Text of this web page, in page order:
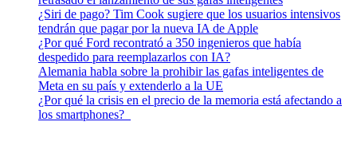
¿Siri de pago? Tim Cook sugiere que los usuarios intensivos
tendrán que pagar por la nueva IA de Apple
¿Por qué Ford recontrató a 350 ingenieros que había
despedido para reemplazarlos con IA?
Alemania habla sobre la prohibir las gafas inteligentes de
Meta en su país y extenderlo a la UE
¿Por qué la crisis en el precio de la memoria está afectando a
los smartphones?